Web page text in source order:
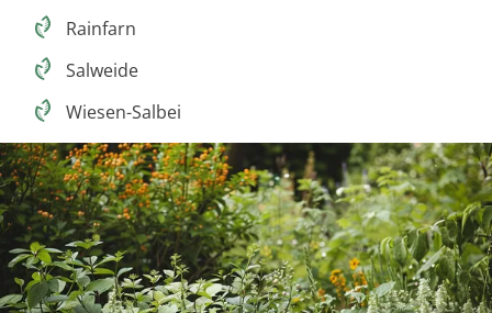
Rainfarn
Salweide
Wiesen-Salbei